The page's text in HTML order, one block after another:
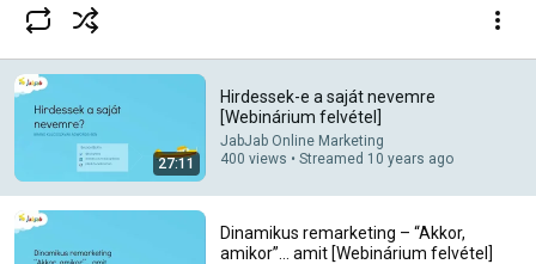
Subscribe
Comments
Comment...
27:11
Hirdessek-e a saját nevemre
[Webinárium felvétel]
JabJab Online Marketing
400 views • Streamed 10 years ago
Dinamikus remarketing – “Akkor,
amikor”… amit [Webinárium felvétel]